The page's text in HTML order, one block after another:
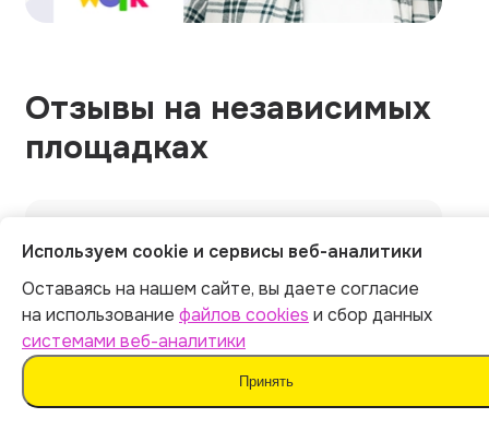
Отзывы на независимых
площадках
Общий рейтинг 1215 оценок
5.0
Используем cookie и сервисы веб-аналитики
Оставаясь на нашем сайте, вы даете согласие
на использование файлов cookies и сбор данных
системами веб-аналитики
Принять